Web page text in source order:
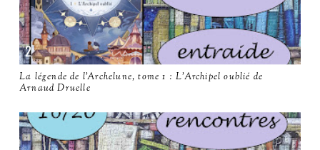
La légende de l’Archelune, tome 1 : L'Archipel oublié de
Arnaud Druelle